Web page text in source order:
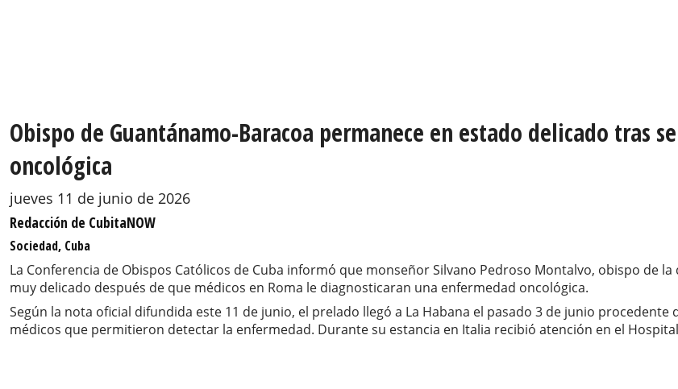
Obispo de Guantánamo-Baracoa permanece en estado delicado tras
oncológica
jueves 11 de junio de 2026
Redacción de CubitaNOW
Sociedad, Cuba
La Conferencia de Obispos Católicos de Cuba informó que monseñor Silvano Pedroso Montalvo, obispo de
muy delicado después de que médicos en Roma le diagnosticaran una enfermedad oncológica.
Según la nota oficial difundida este 11 de junio, el prelado llegó a La Habana el pasado 3 de junio
médicos que permitieron detectar la enfermedad. Durante su estancia en Italia recibió atención en el